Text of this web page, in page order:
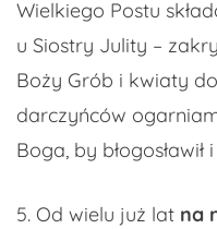
Wielkiego Postu
u Siostry Julity –
Boży Grób i kwiaty
darczyńców
Boga, by
5. Od wielu już lat na